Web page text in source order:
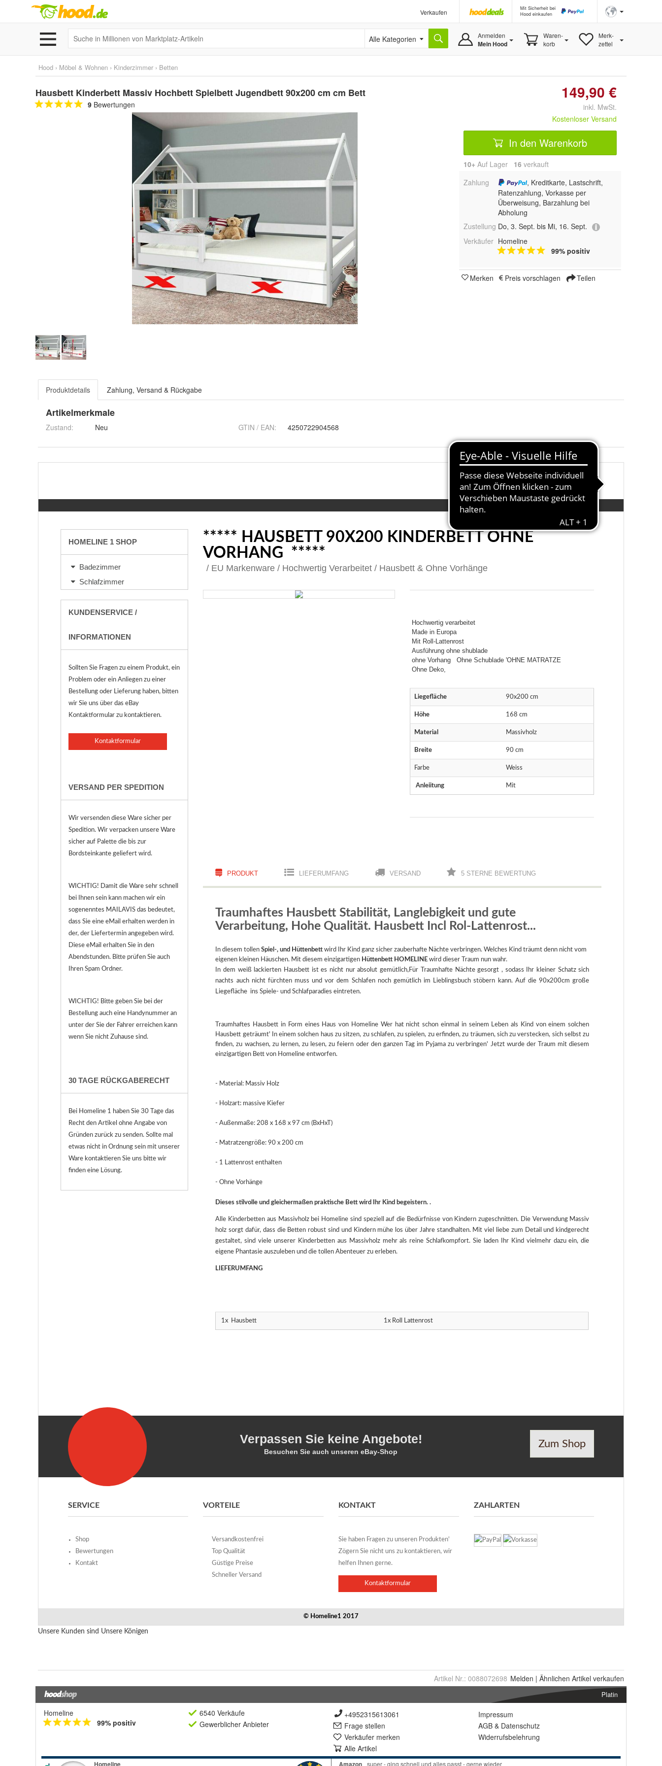
Verkaufen
Mit Sicherheit bei
Hood einkaufen
Alle Kategorien Anmelden
Mein Hood
Waren-
korb
Merk-
zettel
Hood › Möbel & Wohnen › Kinderzimmer › Betten
Hausbett Kinderbett Massiv Hochbett Spielbett Jugendbett 90x200 cm cm Bett
9 Bewertungen
149,90 €
inkl. MwSt.
Kostenloser Versand
In den Warenkorb
10+ Auf Lager 16 verkauft
Zahlung
, Kreditkarte, Lastschrift,
Ratenzahlung, Vorkasse per
Überweisung, Barzahlung bei
Abholung
Zustellung Do, 3. Sept. bis Mi, 16. Sept.
Verkäufer Homeline
99% positiv
Merken Preis vorschlagen Teilen
Produktdetails Zahlung, Versand & Rückgabe
Artikelmerkmale
Zustand: Neu GTIN / EAN: 4250722904568
Artikel Nr.: 0088072698 Melden | Ähnlichen Artikel verkaufen
Platin
Homeline
99% positiv
6540 Verkäufe
Gewerblicher Anbieter
+4952315613061
Frage stellen
Verkäufer merken
Alle Artikel
Impressum
AGB & Datenschutz
Widerrufsbelehrung